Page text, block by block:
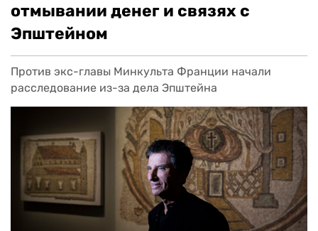
отмывании денег и связях с
Эпштейном
Против экс-главы Минкульта Франции начали
расследование из-за дела Эпштейна